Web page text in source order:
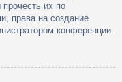
их по
права на создание
конференции.